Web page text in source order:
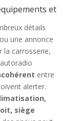
et
détails
ou une annonce
la carrosserie,
entre
alerter.
siège